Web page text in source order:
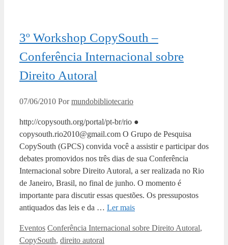
3º Workshop CopySouth –
Conferência Internacional sobre
Direito Autoral
07/06/2010 Pormundobibliotecario
http://copysouth.org/portal/pt-br/rio ●
copysouth.rio2010@gmail.com O Grupo de Pesquisa
CopySouth (GPCS) convida você a assistir e participar dos
debates promovidos nos três dias de sua Conferência
Internacional sobre Direito Autoral, a ser realizada no Rio
de Janeiro, Brasil, no final de junho. O momento é
importante para discutir essas questões. Os pressupostos
antiquados das leis e da … Ler mais
Categorias
Eventos Tags
Conferência Internacional sobre Direito Autoral,
CopySouth, direito autoral